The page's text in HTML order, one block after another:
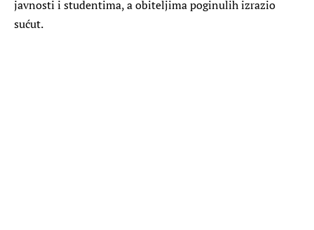
javnosti i studentima, a obiteljima poginulih izrazio
sućut.